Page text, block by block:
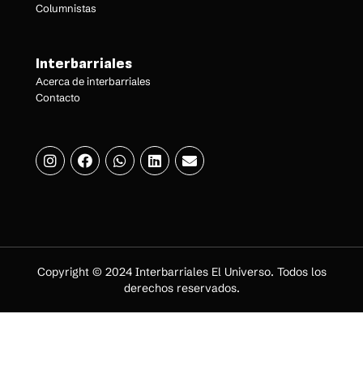
Columnistas
Interbarriales
Acerca de interbarriales
Contacto
Copyright © 2024 Interbarriales El Universo. Todos los
derechos reservados.